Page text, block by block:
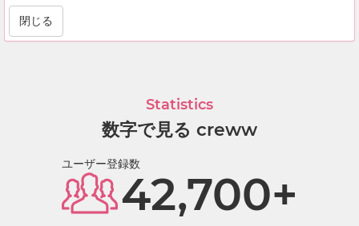
閉じる
Statistics
数字で見る creww
ユーザー登録数
42,700+